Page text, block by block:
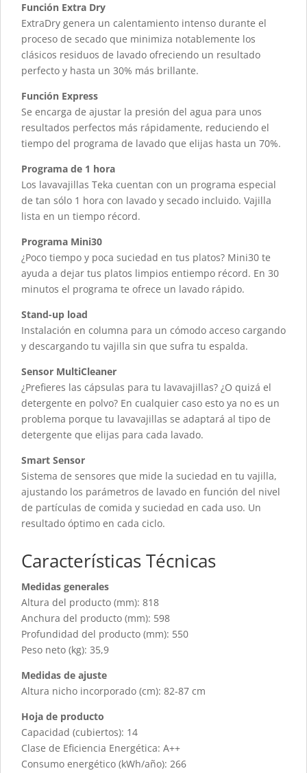
Función Extra Dry
ExtraDry genera un calentamiento intenso durante el
proceso de secado que minimiza notablemente los
clásicos residuos de lavado ofreciendo un resultado
perfecto y hasta un 30% más brillante.
Función Express
Se encarga de ajustar la presión del agua para unos
resultados perfectos más rápidamente, reduciendo el
tiempo del programa de lavado que elijas hasta un 70%.
Programa de 1 hora
Los lavavajillas Teka cuentan con un programa especial
de tan sólo 1 hora con lavado y secado incluido. Vajilla
lista en un tiempo récord.
Programa Mini30
¿Poco tiempo y poca suciedad en tus platos? Mini30 te
ayuda a dejar tus platos limpios entiempo récord. En 30
minutos el programa te ofrece un lavado rápido.
Stand-up load
Instalación en columna para un cómodo acceso cargando
y descargando tu vajilla sin que sufra tu espalda.
Sensor MultiCleaner
¿Prefieres las cápsulas para tu lavavajillas? ¿O quizá el
detergente en polvo? En cualquier caso esto ya no es un
problema porque tu lavavajillas se adaptará al tipo de
detergente que elijas para cada lavado.
Smart Sensor
Sistema de sensores que mide la suciedad en tu vajilla,
ajustando los parámetros de lavado en función del nivel
de partículas de comida y suciedad en cada uso. Un
resultado óptimo en cada ciclo.
Características Técnicas
Medidas generales
Altura del producto (mm): 818
Anchura del producto (mm): 598
Profundidad del producto (mm): 550
Peso neto (kg): 35,9
Medidas de ajuste
Altura nicho incorporado (cm): 82-87 cm
Hoja de producto
Capacidad (cubiertos): 14
Clase de Eficiencia Energética: A++
Consumo energético (kWh/año): 266